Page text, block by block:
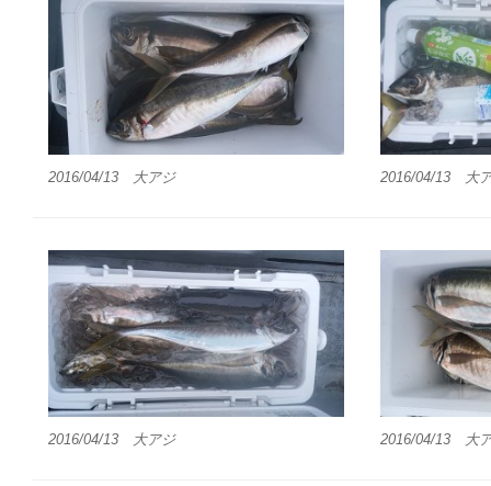
2016/04/13 大アジ 2016/04/13 大
2016/04/13 大アジ 2016/04/13 大